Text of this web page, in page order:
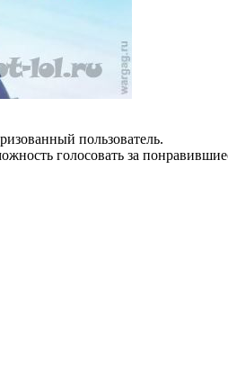
пользователь.
голосовать за